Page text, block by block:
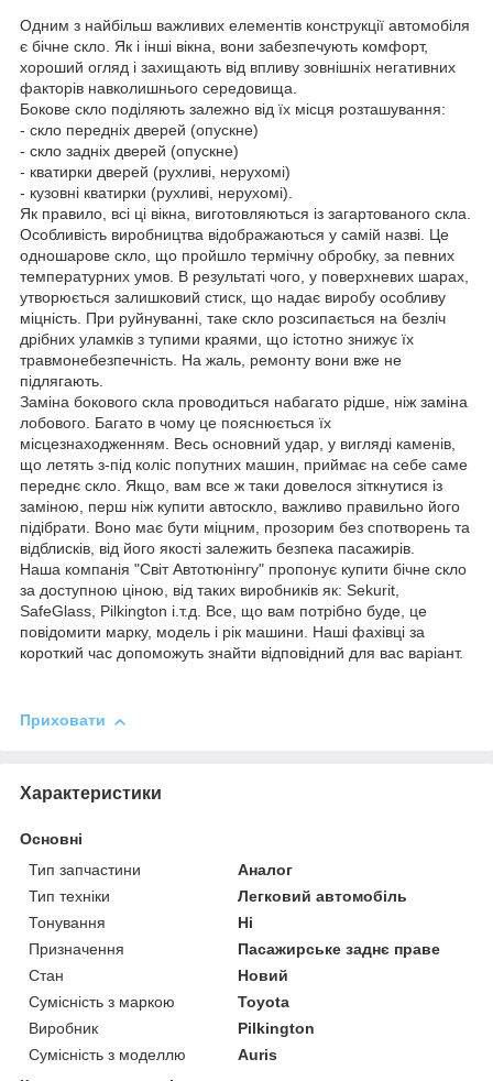
Одним з найбільш важливих елементів конструкції автомобіля
є бічне скло. Як і інші вікна, вони забезпечують комфорт,
хороший огляд і захищають від впливу зовнішніх негативних
факторів навколишнього середовища.
Бокове скло поділяють залежно від їх місця розташування:
- скло передніх дверей (опускне)
- скло задніх дверей (опускне)
- кватирки дверей (рухливі, нерухомі)
- кузовні кватирки (рухливі, нерухомі).
Як правило, всі ці вікна, виготовляються із загартованого скла.
Особливість виробництва відображаються у самій назві. Це
одношарове скло, що пройшло термічну обробку, за певних
температурних умов. В результаті чого, у поверхневих шарах,
утворюється залишковий стиск, що надає виробу особливу
міцність. При руйнуванні, таке скло розсипається на безліч
дрібних уламків з тупими краями, що істотно знижує їх
травмонебезпечність. На жаль, ремонту вони вже не
підлягають.
Заміна бокового скла проводиться набагато рідше, ніж заміна
лобового. Багато в чому це пояснюється їх
місцезнаходженням. Весь основний удар, у вигляді каменів,
що летять з-під коліс попутних машин, приймає на себе саме
переднє скло. Якщо, вам все ж таки довелося зіткнутися із
заміною, перш ніж купити автоскло, важливо правильно його
підібрати. Воно має бути міцним, прозорим без спотворень та
відблисків, від його якості залежить безпека пасажирів.
Наша компанія "Світ Автотюнінгу" пропонує купити бічне скло
за доступною ціною, від таких виробників як: Sekurit,
SafeGlass, Pilkington і.т.д. Все, що вам потрібно буде, це
повідомити марку, модель і рік машини. Наші фахівці за
короткий час допоможуть знайти відповідний для вас варіант.
Приховати
Характеристики
Основні
Тип запчастини
Аналог
Тип техніки
Легковий автомобіль
Тонування
Ні
Призначення
Пасажирське заднє праве
Стан
Новий
Сумісність з маркою
Toyota
Виробник
Pilkington
Сумісність з моделлю
Auris